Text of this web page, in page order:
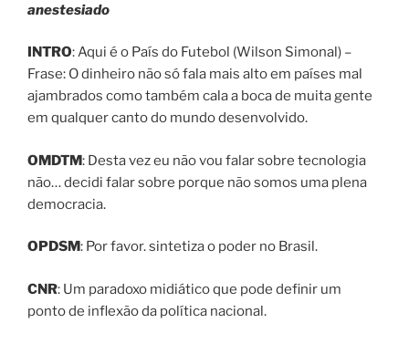
anestesiado
INTRO: Aqui é o País do Futebol (Wilson Simonal) –
Frase: O dinheiro não só fala mais alto em países mal
ajambrados como também cala a boca de muita gente
em qualquer canto do mundo desenvolvido.
OMDTM: Desta vez eu não vou falar sobre tecnologia
não… decidi falar sobre porque não somos uma plena
democracia.
OPDSM: Por favor. sintetiza o poder no Brasil.
CNR: Um paradoxo midiático que pode definir um
ponto de inflexão da política nacional.